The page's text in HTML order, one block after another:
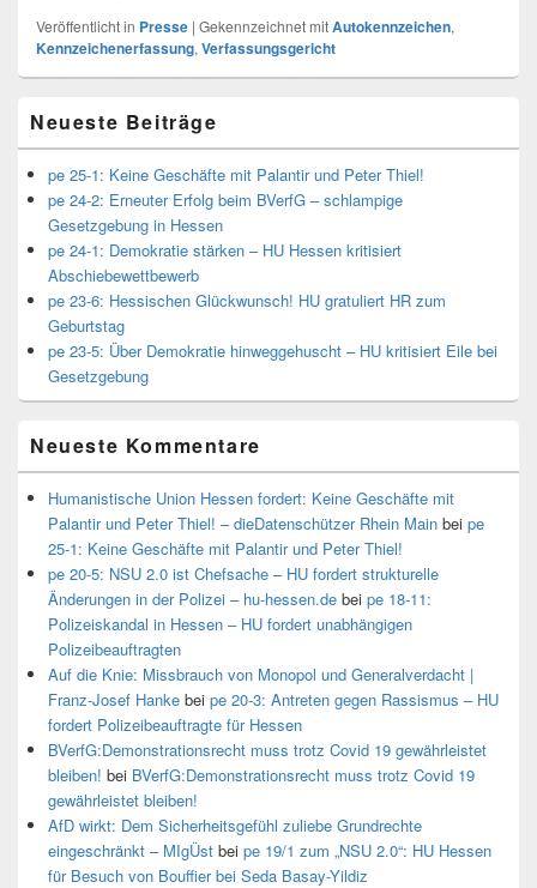
Veröffentlicht in Presse | Gekennzeichnet mitAutokennzeichen,
Kennzeichenerfassung, Verfassungsgericht
Seitenleisten
Widget-
Bereich
Neueste Beiträge
pe 25-1: Keine Geschäfte mit Palantir und Peter Thiel!
pe 24-2: Erneuter Erfolg beim BVerfG – schlampige
Gesetzgebung in Hessen
pe 24-1: Demokratie stärken – HU Hessen kritisiert
Abschiebewettbewerb
pe 23-6: Hessischen Glückwunsch! HU gratuliert HR zum
Geburtstag
pe 23-5: Über Demokratie hinweggehuscht – HU kritisiert Eile bei
Gesetzgebung
Neueste Kommentare
Humanistische Union Hessen fordert: Keine Geschäfte mit
Palantir und Peter Thiel! – dieDatenschützer Rhein Main bei pe
25-1: Keine Geschäfte mit Palantir und Peter Thiel!
pe 20-5: NSU 2.0 ist Chefsache – HU fordert strukturelle
Änderungen in der Polizei – hu-hessen.de bei pe 18-11:
Polizeiskandal in Hessen – HU fordert unabhängigen
Polizeibeauftragten
Auf die Knie: Missbrauch von Monopol und Generalverdacht |
Franz-Josef Hanke bei pe 20-3: Antreten gegen Rassismus – HU
fordert Polizeibeauftragte für Hessen
BVerfG:Demonstrationsrecht muss trotz Covid 19 gewährleistet
bleiben! bei BVerfG:Demonstrationsrecht muss trotz Covid 19
gewährleistet bleiben!
AfD wirkt: Dem Sicherheitsgefühl zuliebe Grundrechte
eingeschränkt – MIgÜst bei pe 19/1 zum „NSU 2.0“: HU Hessen
für Besuch von Bouffier bei Seda Basay-Yildiz